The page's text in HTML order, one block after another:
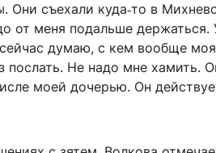
Они съехали куда‑то в
от меня подальше держаться.
думаю, с кем вообще
послать. Не надо мне хамить.
моей дочерью. Он